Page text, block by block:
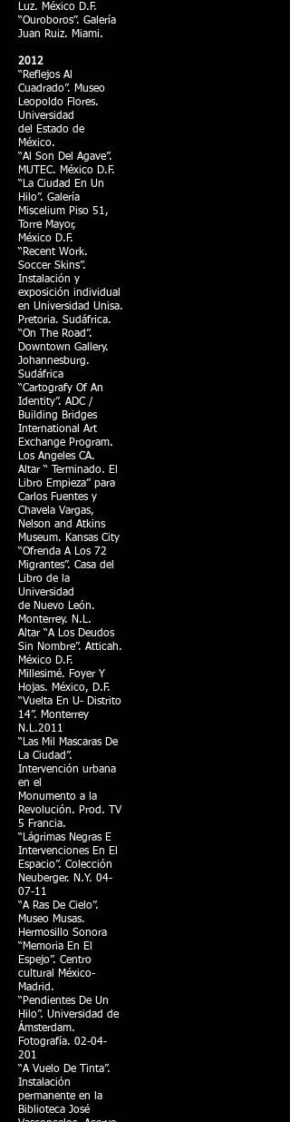
Luz. México D.F.
“Ouroboros”. Galería
Juan Ruiz. Miami.
2012
“Reflejos Al
Cuadrado”. Museo
Leopoldo Flores.
Universidad
del Estado de
México.
“Al Son Del Agave”.
MUTEC. México D.F.
“La Ciudad En Un
Hilo”. Galería
Miscelium Piso 51,
Torre Mayor,
México D.F.
“Recent Work.
Soccer Skins”.
Instalación y
exposición individual
en Universidad Unisa.
Pretoria. Sudáfrica.
“On The Road”.
Downtown Gallery.
Johannesburg.
Sudáfrica
“Cartografy Of An
Identity”. ADC /
Building Bridges
International Art
Exchange Program.
Los Angeles CA.
Altar “ Terminado. El
Libro Empieza” para
Carlos Fuentes y
Chavela Vargas,
Nelson and Atkins
Museum. Kansas City
“Ofrenda A Los 72
Migrantes”. Casa del
Libro de la
Universidad
de Nuevo León.
Monterrey. N.L.
Altar “A Los Deudos
Sin Nombre”. Atticah.
México D.F.
Millesimé. Foyer Y
Hojas. México, D.F.
“Vuelta En U- Distrito
14”. Monterrey
N.L.2011
“Las Mil Mascaras De
La Ciudad”.
Intervención urbana
en el
Monumento a la
Revolución. Prod. TV
5 Francia.
“Lágrimas Negras E
Intervenciones En El
Espacio”. Colección
Neuberger. N.Y. 04-
07-11
“A Ras De Cielo”.
Museo Musas.
Hermosillo Sonora
“Memoria En El
Espejo”. Centro
cultural México-
Madrid.
“Pendientes De Un
Hilo”. Universidad de
Ámsterdam.
Fotografía. 02-04-
201
“A Vuelo De Tinta”.
Instalación
permanente en la
Biblioteca José